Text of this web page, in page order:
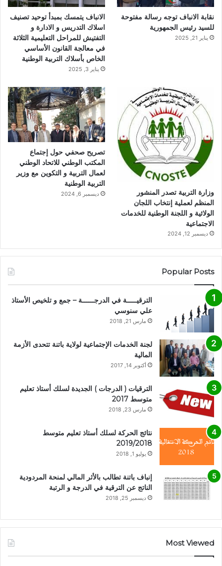
ا
م
نقابة الانباف توجه رسالة مفتوحة
للسيد رئيس الجمهورية
يناير 21, 2025
الانباف يتمسك بمبدأ توحيد تصنيف
اسلاك التدريس و الادارة و
التفتيش للمراحل التعليمية الثلاثة
في معالجة القانون الأساسي
الخاص بأسلاك التربية الوطنية
يناير 3, 2025
وزارة التربية تصدر المنشور
المنظم لعملية إنتخاب اللجان
الولائية و اللجنة الوطنية للخدمات
الاجتماعية
ديسمبر 12, 2024
تصريح صحفي حول إجتماع
المكتب الوطني للاتحاد الوطني
لعمال التربية و التكوين مع وزير
التربية الوطنية
ديسمبر 6, 2024
Popular Posts
الترقيـــــة في الدرجــــــة – جمع و تلخيص الأستاذ
علي سنوسي
مارس 21, 2018
لجنة الخدمات الإجتماعية لولاية باتنة تتحدى الأزمة
المالية
أكتوبر 14, 2017
الترقيات ( الدرجات ) الجديدة لسلك أستاذ تعليم
متوسط 2017
مارس 23, 2018
نتائج الحركة لسلك أستاذ تعليم متوسط
2019/2018
يوليو 1, 2018
إنباف باتنة تطالب بالأثر المالي لمنحة المردودية
الناتج عن الترقية في الدرجة و الرتبة
ديسمبر 25, 2018
Most Viewed